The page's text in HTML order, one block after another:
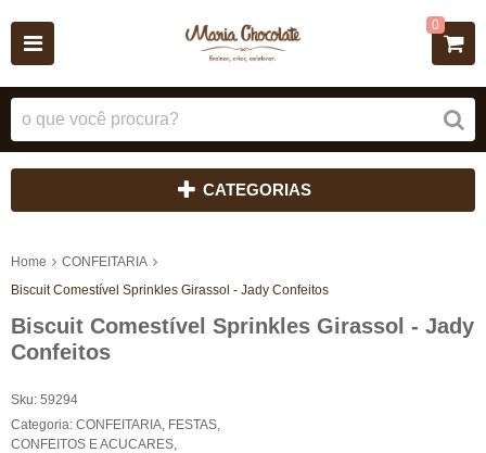
0
CATEGORIAS
Home
CONFEITARIA
Biscuit Comestível Sprinkles Girassol - Jady Confeitos
Biscuit Comestível Sprinkles Girassol - Jady
Confeitos
Sku: 59294
Categoria: CONFEITARIA FESTAS
CONFEITOS E ACUCARES